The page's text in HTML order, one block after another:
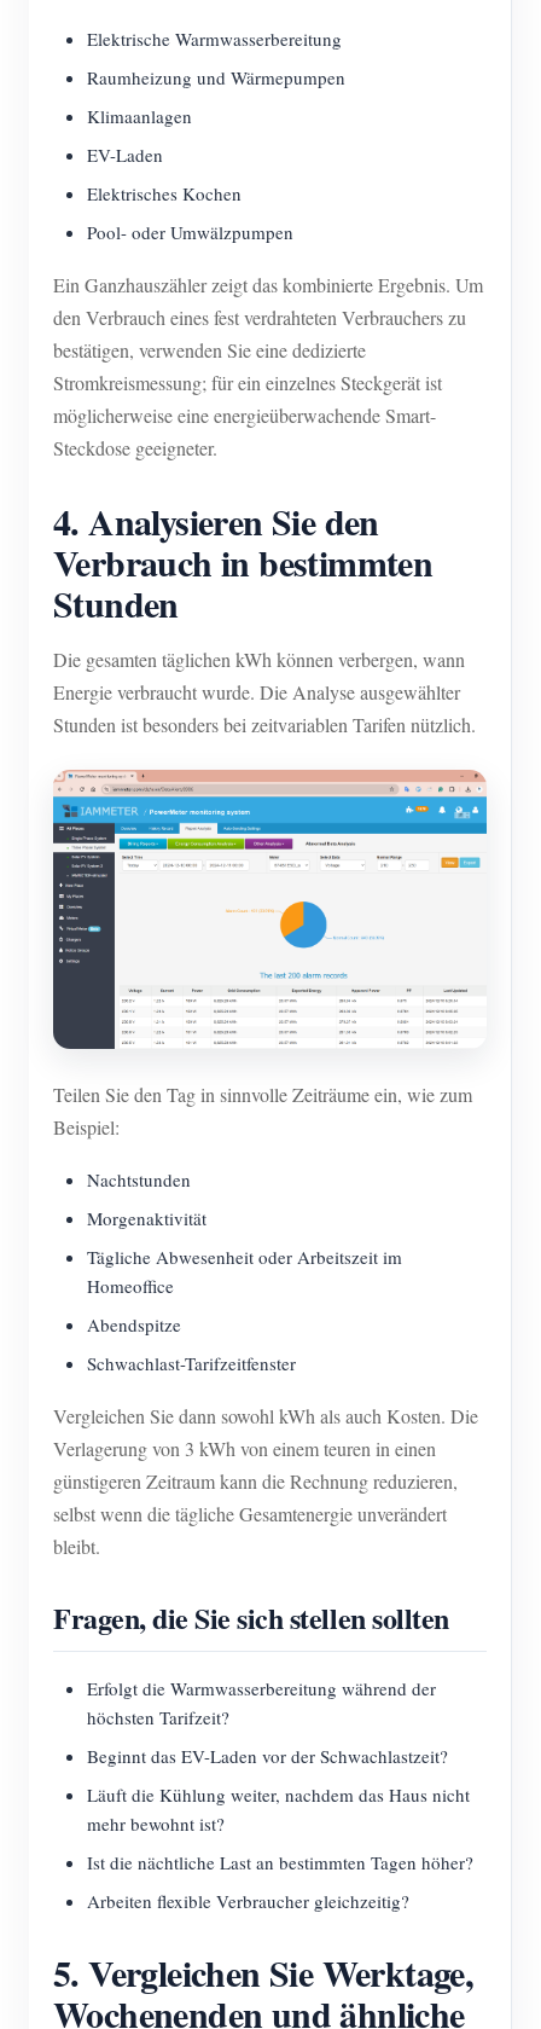
Elektrische Warmwasserbereitung
Raumheizung und Wärmepumpen
Klimaanlagen
EV-Laden
Elektrisches Kochen
Pool- oder Umwälzpumpen
Ein Ganzhauszähler zeigt das kombinierte Ergebnis. Um
den Verbrauch eines fest verdrahteten Verbrauchers zu
bestätigen, verwenden Sie eine dedizierte
Stromkreismessung; für ein einzelnes Steckgerät ist
möglicherweise eine energieüberwachende Smart-
Steckdose geeigneter.
4. Analysieren Sie den
Verbrauch in bestimmten
Stunden
Die gesamten täglichen kWh können verbergen, wann
Energie verbraucht wurde. Die Analyse ausgewählter
Stunden ist besonders bei zeitvariablen Tarifen nützlich.
Teilen Sie den Tag in sinnvolle Zeiträume ein, wie zum
Beispiel:
Nachtstunden
Morgenaktivität
Tägliche Abwesenheit oder Arbeitszeit im
Homeoffice
Abendspitze
Schwachlast-Tarifzeitfenster
Vergleichen Sie dann sowohl kWh als auch Kosten. Die
Verlagerung von 3 kWh von einem teuren in einen
günstigeren Zeitraum kann die Rechnung reduzieren,
selbst wenn die tägliche Gesamtenergie unverändert
bleibt.
Fragen, die Sie sich stellen sollten
Erfolgt die Warmwasserbereitung während der
höchsten Tarifzeit?
Beginnt das EV-Laden vor der Schwachlastzeit?
Läuft die Kühlung weiter, nachdem das Haus nicht
mehr bewohnt ist?
Ist die nächtliche Last an bestimmten Tagen höher?
Arbeiten flexible Verbraucher gleichzeitig?
5. Vergleichen Sie Werktage,
Wochenenden und ähnliche